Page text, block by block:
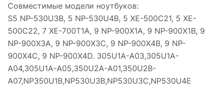
Совместимые модели ноутбуков:
S5 NP-530U3B, 5 NP-530U4B, 5 XE-500C21, 5 XE-
500C22, 7 XE-700T1A, 9 NP-900X1A, 9 NP-900X1B, 9
NP-900X3A, 9 NP-900X3C, 9 NP-900X4B, 9 NP-
900X4C, 9 NP-900X4D. 305U1A-A03,305U1A-
A04,305U1A-A05,350U2A-A01,350U2B-
A07,NP350U1B,NP530U3B,NP530U3C,NP530U4E